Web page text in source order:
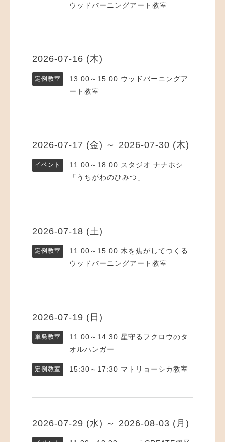
ウッドバーニングアート教室
2026-07-16 (木)
定例教室 13:00～15:00 ウッドバーニングア
ート教室
2026-07-17 (金) ～ 2026-07-30 (木)
イベント 11:00～18:00 スタジオ ナナホシ
「うちがわのひみつ」
2026-07-18 (土)
定例教室 11:00～15:00 木を焦がしてつくる
ウッドバーニングアート教室
2026-07-19 (日)
単発教室 11:00～14:30 星守るフクロウのタ
オルハンガー
定例教室 15:30～17:30 マトリョーシカ教室
2026-07-29 (水) ～ 2026-08-03 (月)